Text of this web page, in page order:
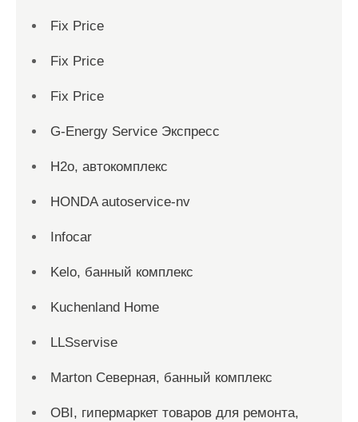
Fix Price
Fix Price
Fix Price
G-Energy Service Экспресс
H2о, автокомплекс
HONDA autoservice-nv
Infocar
Kelo, банный комплекс
Kuchenland Home
LLSservise
Marton Северная, банный комплекс
OBI, гипермаркет товаров для ремонта,